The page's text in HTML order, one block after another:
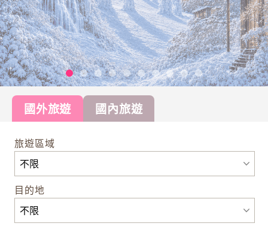
國外旅遊 國內旅遊
旅遊區域
目的地